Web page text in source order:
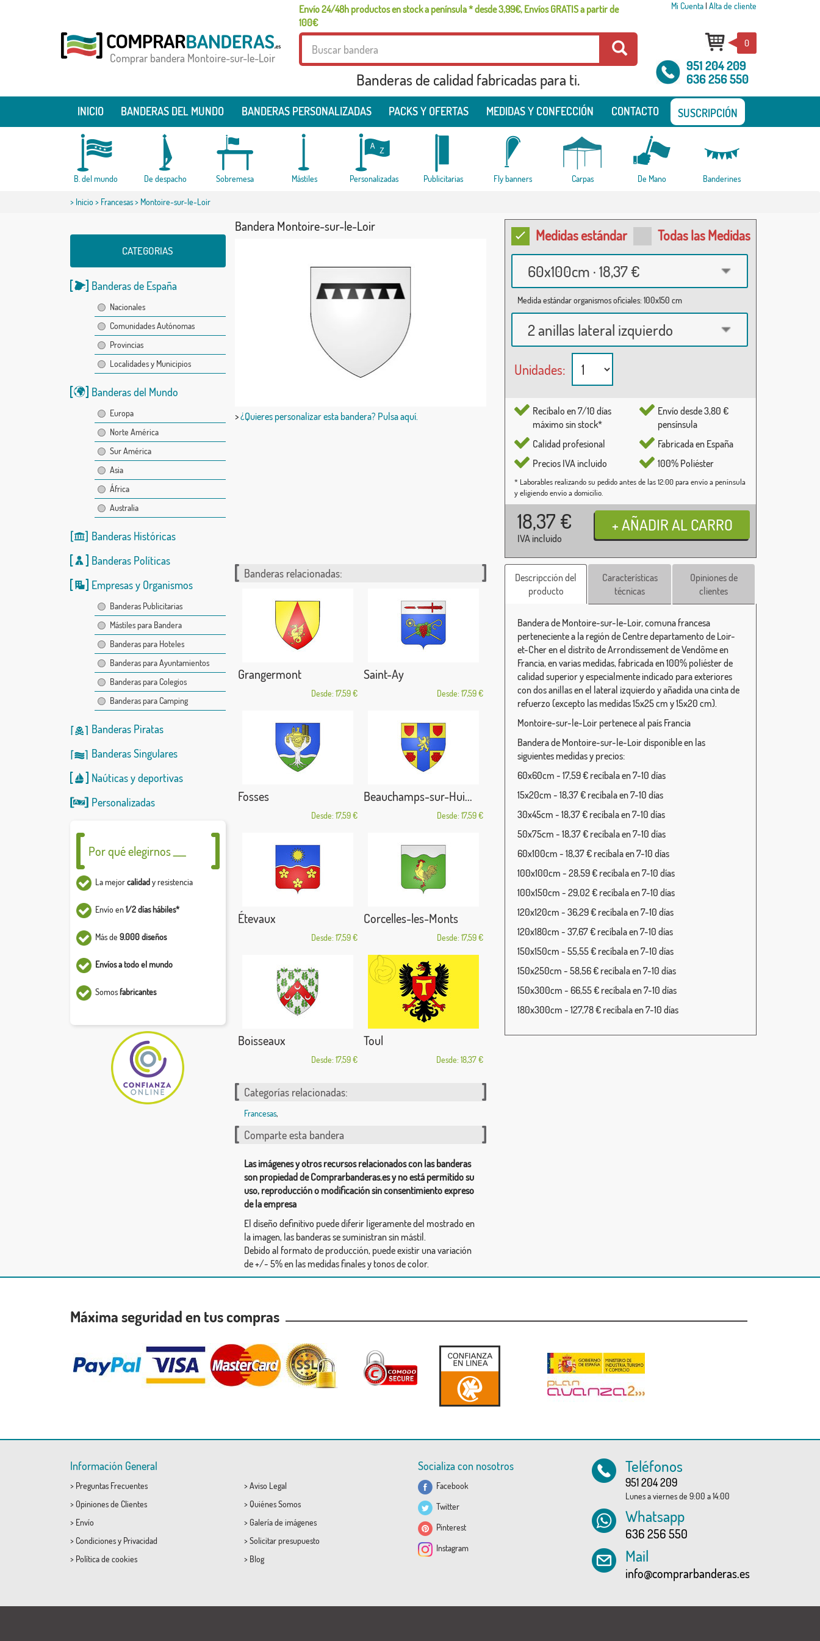
Envío 24/48h productos en stock a península * desde 3,99€, Envíos GRATIS a partir de
100€
Mi Cuenta| Alta de cliente
Comprar bandera Montoire-sur-le-Loir
Banderas de calidad fabricadas para ti.
0
951 204 209
636 256 550
INICIO BANDERAS DEL MUNDO BANDERAS PERSONALIZADAS PACKS Y OFERTAS MEDIDAS Y CONFECCIÓN CONTACTO SUSCRIPCIÓN
B. del mundo De despacho Sobremesa Mástiles Personalizadas Publicitarias Fly banners Carpas De Mano Banderines
> Inicio> Francesas> Montoire-sur-le-Loir
CATEGORIAS
Banderas de España
Nacionales
Comunidades Autónomas
Provincias
Localidades y Municipios
Banderas del Mundo
Europa
Norte América
Sur América
Asia
África
Australia
Banderas Históricas
Banderas Políticas
Empresas y Organismos
Banderas Publicitarias
Mástiles para Bandera
Banderas para Hoteles
Banderas para Ayuntamientos
Banderas para Colegios
Banderas para Camping
Banderas Piratas
Banderas Singulares
Naúticasydeportivas
Personalizadas
Por qué elegirnos ___
La mejorcalidady resistencia
Envío en1/2 días hábiles*
Más de 9.000 diseños
Envíos a todo el mundo
Somosfabricantes
Bandera Montoire-sur-le-Loir
>¿Quieres personalizar esta bandera? Pulsa aquí.
Medidas estándar Todas las Medidas
60x100cm · 18,37 €
Medida estándar organismos oficiales: 100x150 cm
2 anillas lateral izquierdo
Unidades:
Recíbalo en 7/10 días
máximo sin stock*
Calidad profesional
Precios IVA incluido
Envío desde 3,80 €
pensínsula
Fabricada en España
100% Poliéster
* Laborables realizando su pedido antes de las 12:00 para envío a península
y eligiendo envío a domicilio.
18,37 €
IVA incluido
Banderas relacionadas:
Grangermont
Desde: 17,59 €
Saint-Ay
Desde: 17,59 €
Fosses
Desde: 17,59 €
Beauchamps-sur-Hui...
Desde: 17,59 €
Étevaux
Desde: 17,59 €
Corcelles-les-Monts
Desde: 17,59 €
Boisseaux
Desde: 17,59 €
Toul
Desde: 18,37 €
Categorías relacionadas:
Francesas,
Comparte esta bandera
Las imágenes y otros recursos relacionados con las banderas
son propiedad de Comprarbanderas.es y no está permitido su
uso, reproducción o modificación sin consentimiento expreso
de la empresa
El diseño definitivo puede diferir ligeramente del mostrado en
la imagen, las banderas se suministran sin mástil.
Debido al formato de producción, puede existir una variación
de +/- 5% en las medidas finales y tonos de color.
Descripcción del
producto
Características
técnicas
Opiniones de
clientes
Bandera de Montoire-sur-le-Loir, comuna francesa
perteneciente a la región de Centre departamento de Loir-
et-Cher en el distrito de Arrondissement de Vendôme en
Francia, en varias medidas, fabricada en 100% poliéster de
calidad superior y especialmente indicado para exteriores
con dos anillas en el lateral izquierdo y añadida una cinta de
refuerzo (excepto las medidas 15x25 cm y 15x20 cm).
Montoire-sur-le-Loir pertenece al país Francia
Bandera de Montoire-sur-le-Loir disponible en las
siguientes medidas y precios:
60x60cm - 17,59 € recíbala en 7-10 días
15x20cm - 18,37 € recíbala en 7-10 días
30x45cm - 18,37 € recíbala en 7-10 días
50x75cm - 18,37 € recíbala en 7-10 días
60x100cm - 18,37 € recíbala en 7-10 días
100x100cm - 28,59 € recíbala en 7-10 días
100x150cm - 29,02 € recíbala en 7-10 días
120x120cm - 36,29 € recíbala en 7-10 días
120x180cm - 37,67 € recíbala en 7-10 días
150x150cm - 55,55 € recíbala en 7-10 días
150x250cm - 58,56 € recíbala en 7-10 días
150x300cm - 66,55 € recíbala en 7-10 días
180x300cm - 127,78 € recíbala en 7-10 días
Máxima seguridad en tus compras
Información General
> Preguntas Frecuentes
> Opiniones de Clientes
> Envío
> Condicionesy Privacidad
> Política de cookies
> Aviso Legal
> Quiénes Somos
> Galería de imágenes
> Solicitar presupuesto
> Blog
Socializa con nosotros
Facebook
Twitter
Pinterest
Instagram
Teléfonos
951 204 209
Lunes a viernes de 9:00 a 14:00
Whatsapp
636 256 550
Mail
info@comprarbanderas.es